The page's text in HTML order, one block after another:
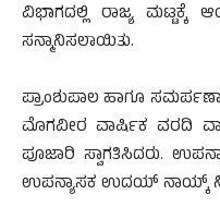
ವಿಭಾಗದಲ್ಲಿ ರಾಜ್ಯ ಮಟ್ಟಕ್ಕೆ
ಸನ್ಮಾನಿಸಲಾಯಿತು.
ಪ್ರಾಂಶುಪಾಲ ಹಾಗೂ
ಮೊಗವೀರ ವಾರ್ಷಿಕ ವರದಿ
ಪೂಜಾರಿ ಸ್ವಾಗತಿಸಿದರು.
ಉಪನ್ಯಾಸಕ ಉದಯ್ ನಾಯ್ಕ್